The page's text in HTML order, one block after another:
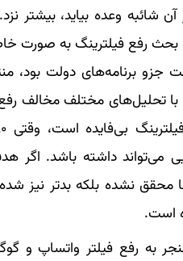
شائبه وعده بیاید، بیشتر
و بحث رفع فیلترینگ به صورت
جزو برنامه‌های دولت بود،
تحلیل‌های مختلف مخالف رفع
می‌تواند داشته باشد.
نشده بلکه بدتر نیز
است.
به رفع فیلتر واتساپ و